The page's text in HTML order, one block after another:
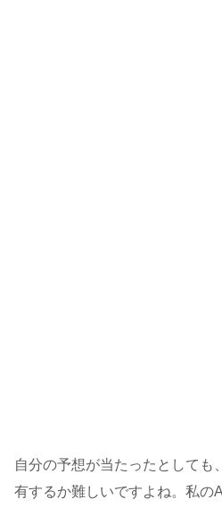
自分の予想が当たったとしても
有するか難しいですよね。私の